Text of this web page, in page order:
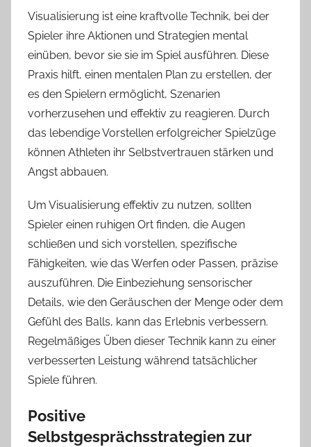
Visualisierung ist eine kraftvolle Technik, bei der
Spieler ihre Aktionen und Strategien mental
einüben, bevor sie sie im Spiel ausführen. Diese
Praxis hilft, einen mentalen Plan zu erstellen, der
es den Spielern ermöglicht, Szenarien
vorherzusehen und effektiv zu reagieren. Durch
das lebendige Vorstellen erfolgreicher Spielzüge
können Athleten ihr Selbstvertrauen stärken und
Angst abbauen.
Um Visualisierung effektiv zu nutzen, sollten
Spieler einen ruhigen Ort finden, die Augen
schließen und sich vorstellen, spezifische
Fähigkeiten, wie das Werfen oder Passen, präzise
auszuführen. Die Einbeziehung sensorischer
Details, wie den Geräuschen der Menge oder dem
Gefühl des Balls, kann das Erlebnis verbessern.
Regelmäßiges Üben dieser Technik kann zu einer
verbesserten Leistung während tatsächlicher
Spiele führen.
Positive
Selbstgesprächsstrategien zur